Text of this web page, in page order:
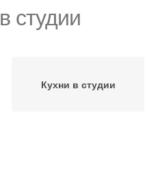
студии
Кухни в студии